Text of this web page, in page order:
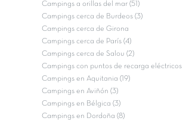
Campings a orillas del mar (51)
Campings cerca de Burdeos (3)
Campings cerca de Girona
Campings cerca de París (4)
Campings cerca de Salou (2)
Campings con puntos de recarga eléctricos
Campings en Aquitania (19)
Campings en Aviñón (3)
Campings en Bélgica (3)
Campings en Dordoña (8)